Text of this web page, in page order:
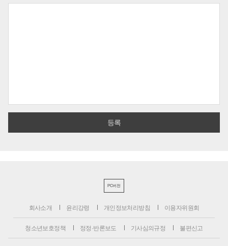
PC버전
회사소개 윤리강령 개인정보처리방침 이용자위원회
청소년보호정책 정정·반론보도 기사심의규정 불편신고